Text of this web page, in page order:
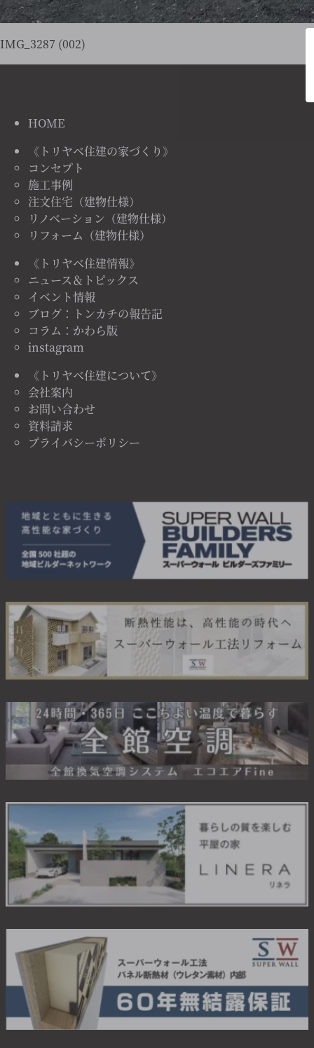
IMG_3287 (002)
HOME
《トリヤベ住建の家づくり》
コンセプト
施工事例
注文住宅（建物仕様）
リノベーション（建物仕様）
リフォーム（建物仕様）
《トリヤベ住建情報》
ニュース＆トピックス
イベント情報
ブログ：トンカチの報告記
コラム：かわら版
instagram
《トリヤベ住建について》
会社案内
お問い合わせ
資料請求
プライバシーポリシー